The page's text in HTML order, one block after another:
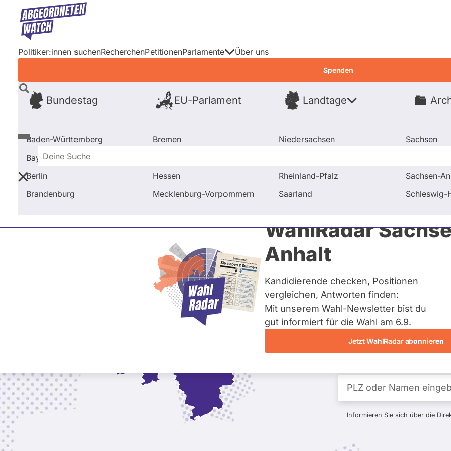
Direkt
Inhalt
Politiker:innen suchenRecherchenPetitionenParlamente
Bundestag EU-Parlament Landtage
Baden-Württemberg
Bayern
Berlin
Brandenburg
Bremen
Hessen
Mecklenburg-Vorpommern
Niedersachsen
Rheinland-Pfalz
Saarland
Sachsen
Sachsen-
Schleswig-
Über uns
Spenden
Deine
Suche
WahlRadar
Anhalt
Kandidierende checken, Positionen
vergleichen, Antworten finden:
Mit unserem Wahl-Newsletter bist du
gut informiert für die Wahl am 6.9.
Jetzt WahlRadar abonnieren
Startseite Niedersachsen Wahl 2017
Fragen
Informieren Sie sich über die